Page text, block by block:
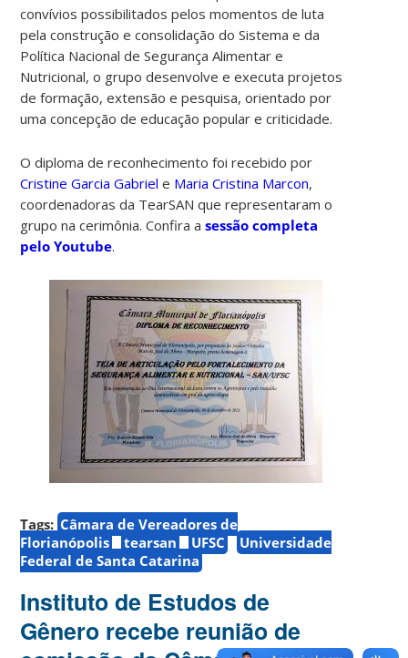
convívios possibilitados pelos momentos de luta
pela construção e consolidação do Sistema e da
Política Nacional de Segurança Alimentar e
Nutricional, o grupo desenvolve e executa projetos
de formação, extensão e pesquisa, orientado por
uma concepção de educação popular e criticidade.
O diploma de reconhecimento foi recebido por
Cristine Garcia Gabriel e Maria Cristina Marcon,
coordenadoras da TearSAN que representaram o
grupo na cerimônia. Confira asessão completa
pelo Youtube.
Tags: Câmara de Vereadores de
Florianópolis
tearsan UFSC
Universidade
Federal de Santa Catarina
Instituto de Estudos de
Gênero recebe reunião de